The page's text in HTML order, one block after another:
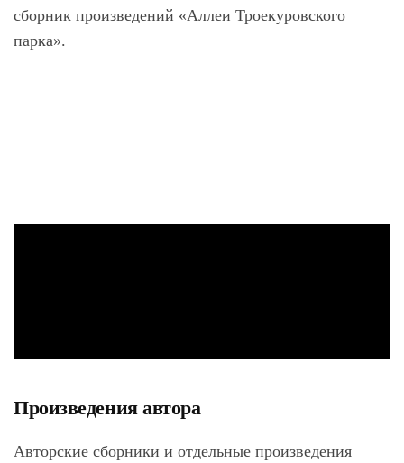
сборник произведений «Аллеи Троекуровского
парка».
Произведения автора
Авторские сборники и отдельные произведения